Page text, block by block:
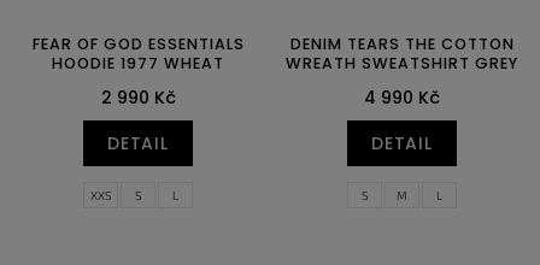
FEAR OF GOD ESSENTIALS
HOODIE 1977 WHEAT
2 990 Kč
DETAIL
XXS S L
DENIM TEARS THE COTTON
WREATH SWEATSHIRT GREY
4 990 Kč
DETAIL
S M L